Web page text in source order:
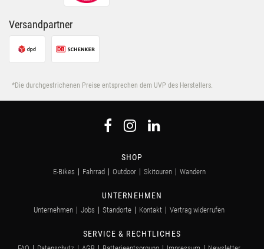
Versandpartner
*Die durchgestrichenen Preise entsprechen dem UVP des Herstellers.
SHOP
E-Bikes Fahrrad Outdoor Skitouren Wandern
UNTERNEHMEN
Unternehmen Jobs Standorte Kontakt Vertrag widerrufen
SERVICE & RECHTLICHES